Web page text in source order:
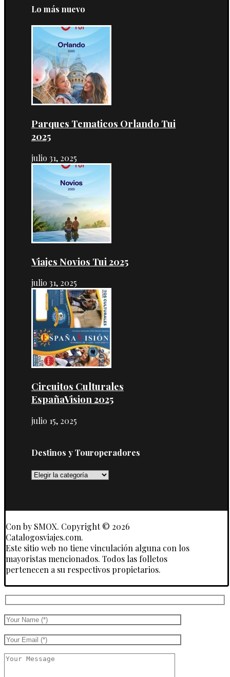
Lo más nuevo
Parques Tematicos Orlando Tui
2025
julio 31, 2025
Viajes Novios Tui 2025
julio 31, 2025
Circuitos Culturales
EspañaVision 2025
julio 15, 2025
Destinos y Touroperadores
Destinos
Conby SMOX. Copyright © 2026
Catalogosviajes.com.
Este sitio web no tiene vinculación alguna con los
mayoristas mencionados. Todos las folletos
pertenecen a su respectivos propietarios.